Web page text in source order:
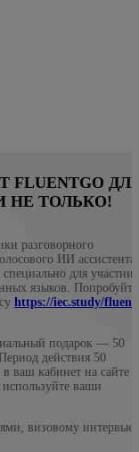
НЕ ТОЛЬКО!
разговорного
ИИ ассистента
для
языков.
https://iec.study/fluent/
подарок — 50
действия 50
ваш кабинет на сайте
ваши
визовому интервью